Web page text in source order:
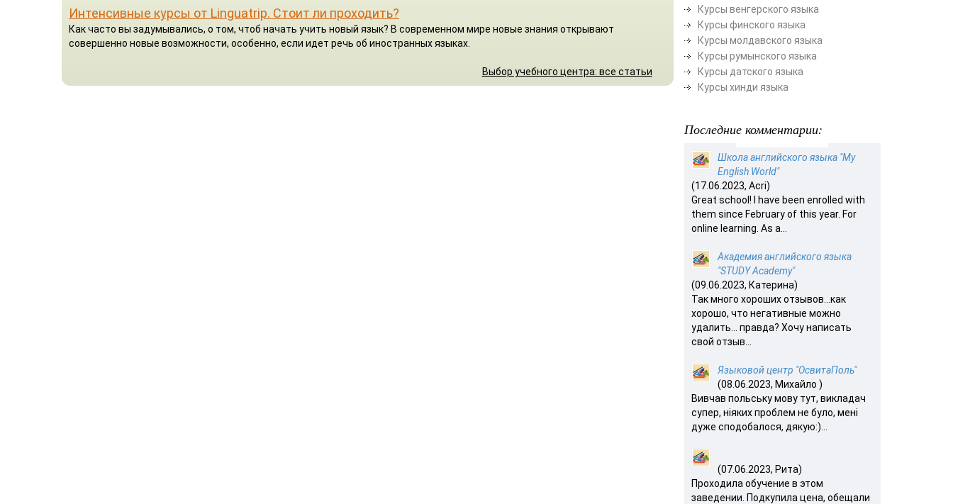
Интенсивные курсы от Linguatrip. Стоит ли проходить?
Как часто вы задумывались, о том, чтоб начать учить новый язык? В современном мире новые знания открывают
совершенно новые возможности, особенно, если идет речь об иностранных языках.
Выбор учебного центра: все статьи
Курсы венгерского языка
Курсы финского языка
Курсы молдавского языка
Курсы румынского языка
Курсы датского языка
Курсы хинди языка
Последние комментарии:
Школа английского языка "My
English World"
(17.06.2023, Acri)
Great school! I have been enrolled with
them since February of this year. For
online learning. As a...
Академия английского языка
"STUDY Academy"
(09.06.2023, Катерина)
Так много хороших отзывов…как
хорошо, что негативные можно
удалить… правда? Хочу написать
свой отзыв...
Языковой центр "ОсвитаПоль"
(08.06.2023, Михайло )
Вивчав польську мову тут, викладач
супер, ніяких проблем не було, мені
дуже сподобалося, дякую:)...
(07.06.2023, Рита)
Проходила обучение в этом
заведении. Подкупила цена, обещали